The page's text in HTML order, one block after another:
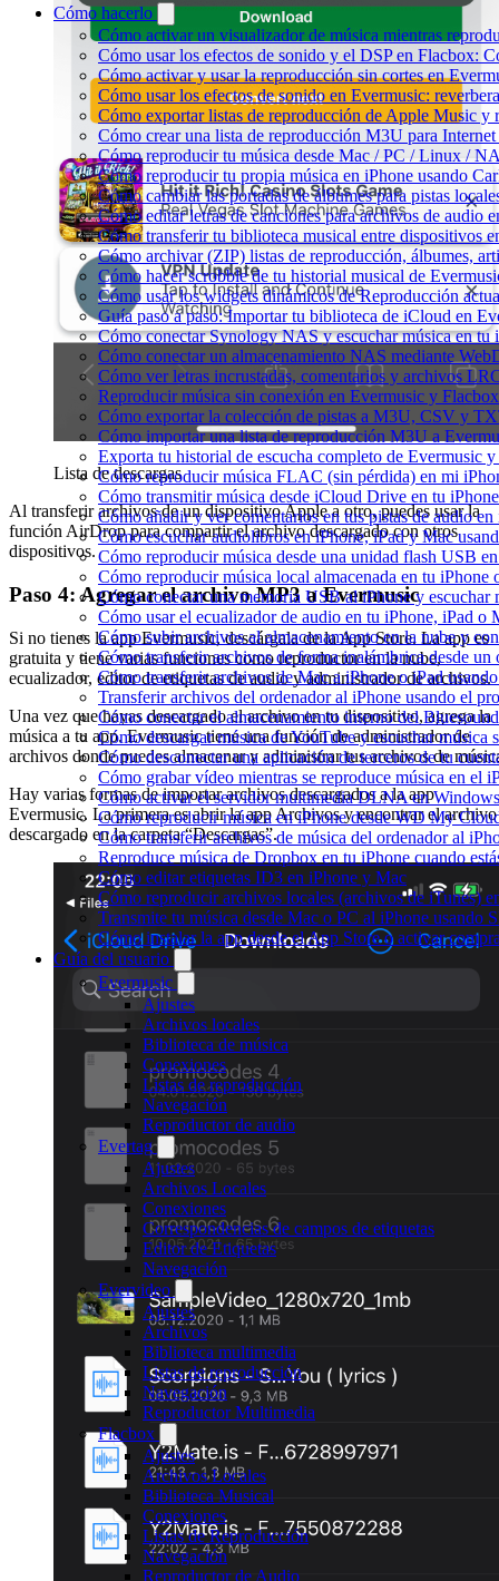
Cómo hacerlo
Cómo activar un visualizador de música mientras
Cómo usar los efectos de sonido y el DSP en Flacbox:
Cómo activar y usar la reproducción sin cortes en
Cómo usar los efectos de sonido en Evermusic:
Cómo exportar listas de reproducción de Apple Music y
Cómo crear una lista de reproducción M3U para
Cómo reproducir tu música desde Mac / PC / Linux /
Cómo reproducir tu propia música en iPhone usando
Cómo cambiar las portadas de álbumes para pistas
Cómo editar letras de canciones para archivos de audio
Cómo transferir tu biblioteca musical entre dispositivos
Cómo archivar (ZIP) listas de reproducción, álbumes,
Cómo hacer scrobble de tu historial musical de
Cómo usar los widgets dinámicos de Reproducción
Guía paso a paso: Importar tu biblioteca de iCloud en
Cómo conectar Synology NAS y escuchar música en tu
Cómo conectar un almacenamiento NAS mediante
Cómo ver letras incrustadas, comentarios y archivos
Reproducir música sin conexión en Evermusic y
Cómo exportar la colección de pistas a M3U, CSV y
Cómo importar una lista de reproducción M3U a
Exporta tu historial de escucha completo de Evermusic
Cómo reproducir música FLAC (sin pérdida) en mi
Cómo transmitir música desde iCloud Drive en tu
Cómo añadir y ver comentarios en tus pistas de audio
Cómo escuchar audiolibros en iPhone, iPad y Mac
Cómo reproducir música desde una unidad flash USB
Cómo reproducir música local almacenada en tu iPhone
Cómo conectar una memoria USB al iPhone y escuchar
Cómo usar el ecualizador de audio en tu iPhone, iPad o
Cómo subir archivos al almacenamiento en la nube y
Cómo transferir archivos de forma inalámbrica desde
Cómo transferir archivos de Mac a iPhone o iPad
Transferir archivos del ordenador al iPhone usando el
Cómo conectar el almacenamiento interno del
Cómo descargar música de YouTube y escuchar música
Cómo desconectar una aplicación de terceros de tu
Cómo grabar vídeo mientras se reproduce música en el
Cómo activar el servidor multimedia DLNA en
Cómo reproducir música en iPhone desde WD My
Cómo transferir archivos de música del ordenador al
Reproduce música de Dropbox en tu iPhone cuando
Cómo editar etiquetas ID3 en iPhone y Mac
Cómo reproducir archivos locales (archivos de iTunes)
Transmite tu música desde Mac o PC al iPhone usando
Cómo instalar la app desde el App Store o activar
Guía del usuario
Evermusic
Ajustes
Archivos locales
Biblioteca de música
Conexiones
Listas de reproducción
Navegación
Reproductor de audio
Evertag
Ajustes
Archivos Locales
Conexiones
Correspondencias de campos de etiquetas
Editor de Etiquetas
Navegación
Evervideo
Ajustes
Archivos
Biblioteca multimedia
Listas de reproducción
Navegación
Reproductor Multimedia
Flacbox
Ajustes
Archivos Locales
Biblioteca Musical
Conexiones
Listas de Reproducción
Navegación
Reproductor de Audio
Lista de descargas
Al transferir archivos de un dispositivo Apple a otro, puedes usar la
función AirDrop para compartir el archivo descargado con otros
dispositivos.
Paso 4: Agregar el archivo MP3 a Evermusic
Si no tienes la app Evermusic, descárgala de la App Store. La app es
gratuita y tiene varias funciones como reproductor en la nube,
ecualizador, editor de etiquetas de audio y administrador de archivos.
Una vez que hayas descargado el archivo en tu dispositivo, agrega la
música a tu app. Evermusic tiene una función de administrador de
archivos donde puedes almacenar y administrar tus archivos de
Hay varias formas de importar archivos descargados a la app
Evermusic. La primera es abrir la app Archivos y encontrar el archivo
descargado en la carpeta “Descargas”.